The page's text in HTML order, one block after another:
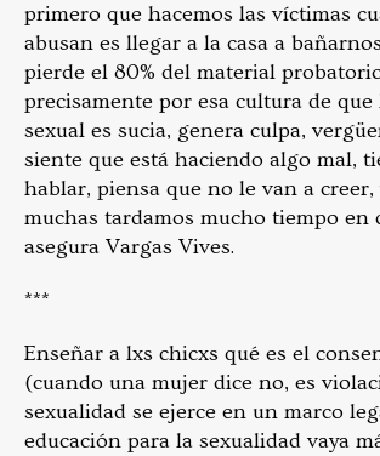
primero que hacemos las víctimas
abusan es llegar a la casa a
pierde el 80% del material
precisamente por esa cultura de
sexual es sucia, genera culpa,
siente que está haciendo algo mal,
hablar, piensa que no le van a creer,
muchas tardamos mucho tiempo en
asegura Vargas Vives.
***
Enseñar a lxs chicxs qué es el
(cuando una mujer dice no, es
sexualidad se ejerce en un marco
educación para la sexualidad vaya